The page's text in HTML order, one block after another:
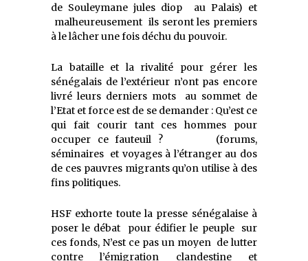
de Souleymane jules diop au Palais) et
malheureusement ils seront les premiers
à le lâcher une fois déchu du pouvoir.
La bataille et la rivalité pour gérer les
sénégalais de l’extérieur n’ont pas encore
livré leurs derniers mots au sommet de
l’Etat et force est de se demander : Qu’est ce
qui fait courir tant ces hommes pour
occuper ce fauteuil ? (forums,
séminaires et voyages à l’étranger au dos
de ces pauvres migrants qu’on utilise à des
fins politiques.
HSF exhorte toute la presse sénégalaise à
poser le débat pour édifier le peuple sur
ces fonds, N’est ce pas un moyen de lutter
contre l’émigration clandestine et